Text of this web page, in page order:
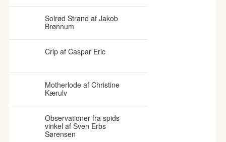
Solrød Strand af Jakob
Brønnum
Crip af Caspar Eric
Motherlode af Christine
Kærulv
Observationer fra spids
vinkel af Sven Erbs
Sørensen